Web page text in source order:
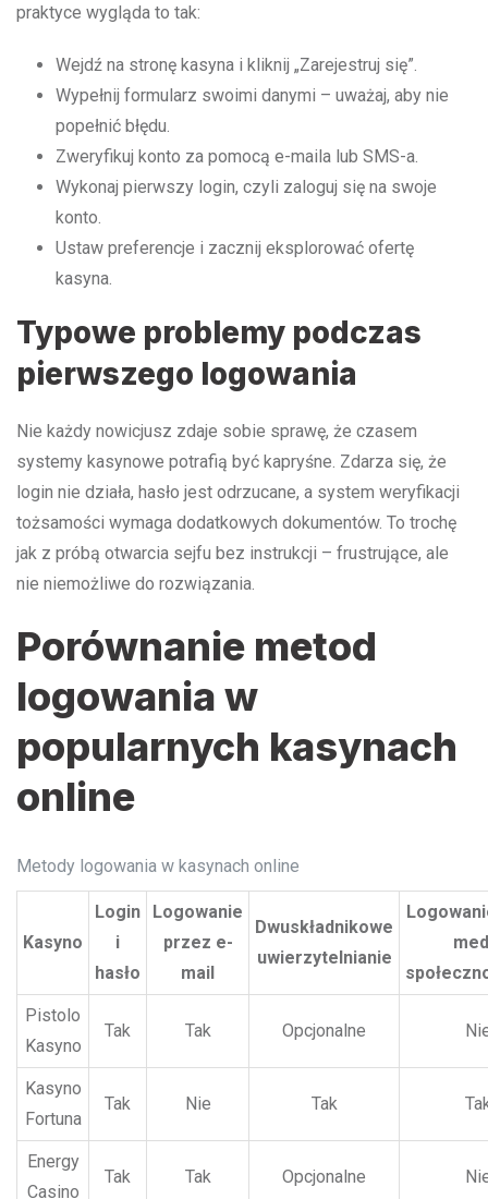
praktyce wygląda to tak:
Wejdź na stronę kasyna i kliknij „Zarejestruj się”.
Wypełnij formularz swoimi danymi – uważaj, aby nie
popełnić błędu.
Zweryfikuj konto za pomocą e-maila lub SMS-a.
Wykonaj pierwszy login, czyli zaloguj się na swoje
konto.
Ustaw preferencje i zacznij eksplorować ofertę
kasyna.
Typowe problemy podczas
pierwszego logowania
Nie każdy nowicjusz zdaje sobie sprawę, że czasem
systemy kasynowe potrafią być kapryśne. Zdarza się, że
login nie działa, hasło jest odrzucane, a system weryfikacji
tożsamości wymaga dodatkowych dokumentów. To trochę
jak z próbą otwarcia sejfu bez instrukcji – frustrujące, ale
nie niemożliwe do rozwiązania.
Porównanie metod
logowania w
popularnych kasynach
online
Metody logowania w kasynach online
Kasyno
Login
i
hasło
Logowanie
przez e-
mail
Dwuskładnikowe
uwierzytelnianie
Pistolo
Kasyno
Tak Tak Opcjonalne
Kasyno
Fortuna
Tak Nie Tak
Energy
Casino
Tak Tak Opcjonalne